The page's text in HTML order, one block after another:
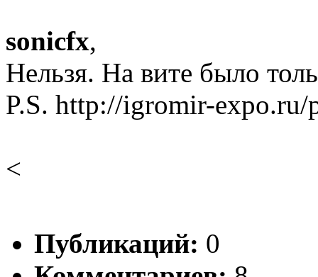
sonicfx,
Нельзя. На вите было
P.S. http://igromir-expo.ru/
<
Публикаций: 0